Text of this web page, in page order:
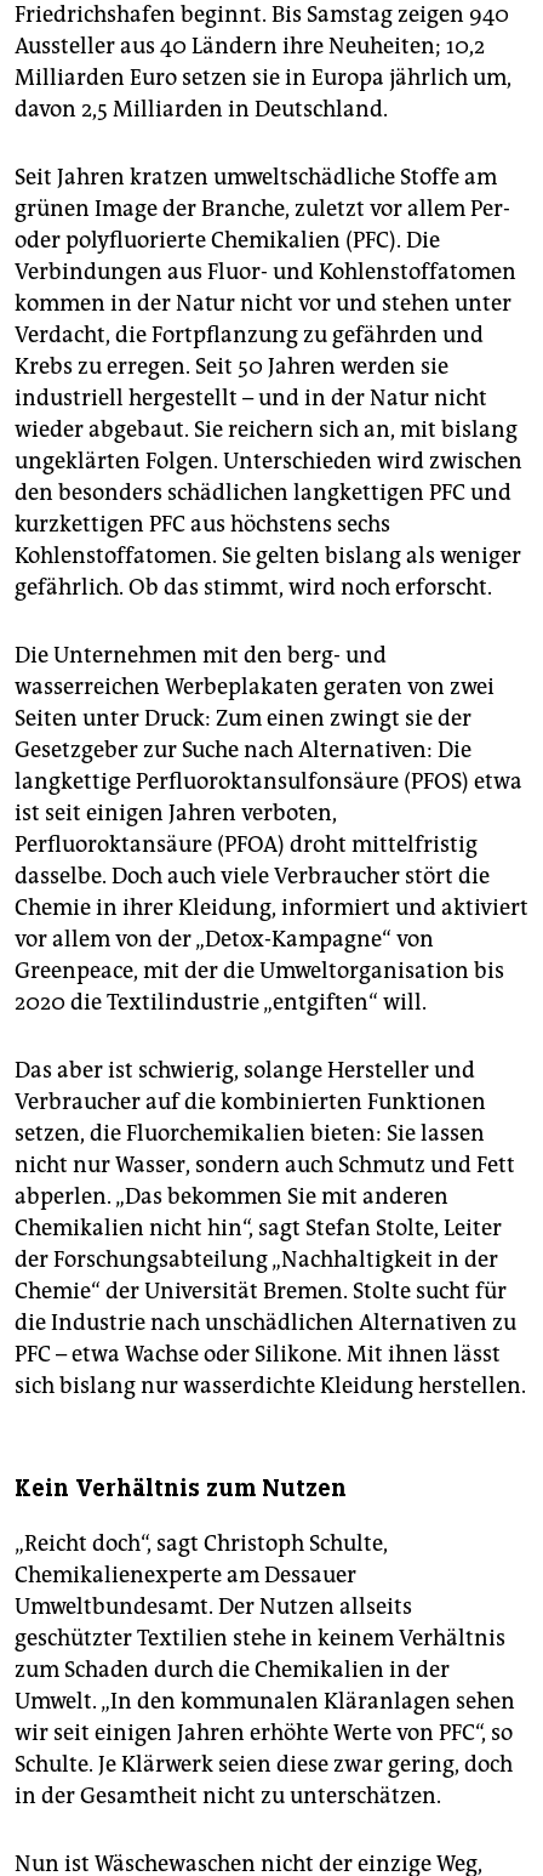
Friedrichshafen beginnt. Bis Samstag zeigen 940
Aussteller aus 40 Ländern ihre Neuheiten; 10,2
Milliarden Euro setzen sie in Europa jährlich um,
davon 2,5 Milliarden in Deutschland.
Seit Jahren kratzen umweltschädliche Stoffe am
grünen Image der Branche, zuletzt vor allem Per-
oder polyfluorierte Chemikalien (PFC). Die
Verbindungen aus Fluor- und Kohlenstoffatomen
kommen in der Natur nicht vor und stehen unter
Verdacht, die Fortpflanzung zu gefährden und
Krebs zu erregen. Seit 50 Jahren werden sie
industriell hergestellt – und in der Natur nicht
wieder abgebaut. Sie reichern sich an, mit bislang
ungeklärten Folgen. Unterschieden wird zwischen
den besonders schädlichen langkettigen PFC und
kurzkettigen PFC aus höchstens sechs
Kohlenstoffatomen. Sie gelten bislang als weniger
gefährlich. Ob das stimmt, wird noch erforscht.
Die Unternehmen mit den berg- und
wasserreichen Werbeplakaten geraten von zwei
Seiten unter Druck: Zum einen zwingt sie der
Gesetzgeber zur Suche nach Alternativen: Die
langkettige Perfluoroktansulfonsäure (PFOS) etwa
ist seit einigen Jahren verboten,
Perfluoroktansäure (PFOA) droht mittelfristig
dasselbe. Doch auch viele Verbraucher stört die
Chemie in ihrer Kleidung, informiert und aktiviert
vor allem von der „Detox-Kampagne“ von
Greenpeace, mit der die Umweltorganisation bis
2020 die Textilindustrie „entgiften“ will.
Das aber ist schwierig, solange Hersteller und
Verbraucher auf die kombinierten Funktionen
setzen, die Fluorchemikalien bieten: Sie lassen
nicht nur Wasser, sondern auch Schmutz und Fett
abperlen. „Das bekommen Sie mit anderen
Chemikalien nicht hin“, sagt Stefan Stolte, Leiter
der Forschungsabteilung „Nachhaltigkeit in der
Chemie“ der Universität Bremen. Stolte sucht für
die Industrie nach unschädlichen Alternativen zu
PFC – etwa Wachse oder Silikone. Mit ihnen lässt
sich bislang nur wasserdichte Kleidung herstellen.
Kein Verhältnis zum Nutzen
„Reicht doch“, sagt Christoph Schulte,
Chemikalienexperte am Dessauer
Umweltbundesamt. Der Nutzen allseits
geschützter Textilien stehe in keinem Verhältnis
zum Schaden durch die Chemikalien in der
Umwelt. „In den kommunalen Kläranlagen sehen
wir seit einigen Jahren erhöhte Werte von PFC“, so
Schulte. Je Klärwerk seien diese zwar gering, doch
in der Gesamtheit nicht zu unterschätzen.
Nun ist Wäschewaschen nicht der einzige Weg,